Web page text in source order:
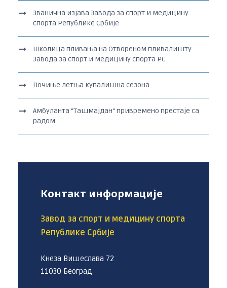
Званична изјава Завода за спорт и медицину
спорта Републике Србије
Школица пливања на Отвореном пливалишту
Завода за спорт и медицину спорта РС
Почиње летња купалишна сезона
Амбуланта “Ташмајдан“ привремено престаје са
радом
Контакт информације
Завод за спорт и медицину спорта
Републике Србије
Кнеза Вишеслава 72
11030 Београд